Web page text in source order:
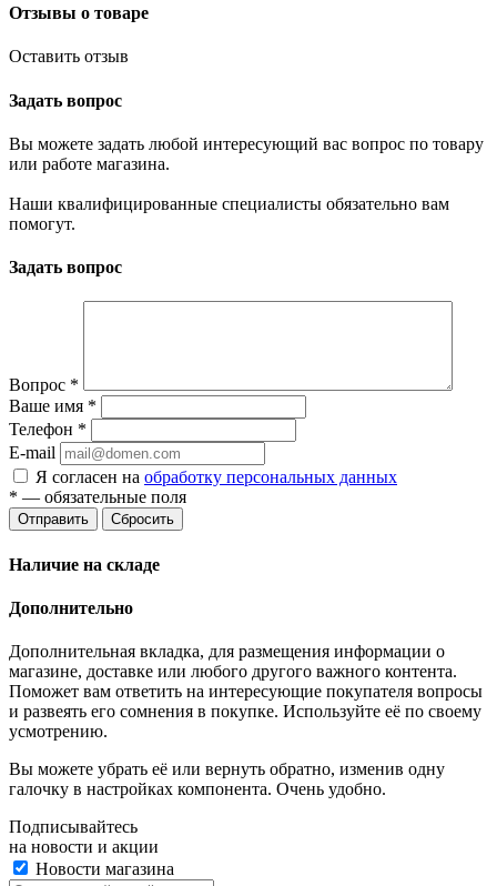
Отзывы о товаре
Оставить отзыв
Задать вопрос
Вы можете задать любой интересующий вас вопрос по товару
или работе магазина.
Наши квалифицированные специалисты обязательно вам
помогут.
Задать вопрос
Вопрос *
Ваше имя *
Телефон *
E-mail
Я согласен на обработку персональных данных
* — обязательные поля
Отправить Сбросить
Наличие на складе
Дополнительно
Дополнительная вкладка, для размещения информации о
магазине, доставке или любого другого важного контента.
Поможет вам ответить на интересующие покупателя вопросы
и развеять его сомнения в покупке. Используйте её по своему
усмотрению.
Вы можете убрать её или вернуть обратно, изменив одну
галочку в настройках компонента. Очень удобно.
Подписывайтесь
на новости и акции
Новости магазина